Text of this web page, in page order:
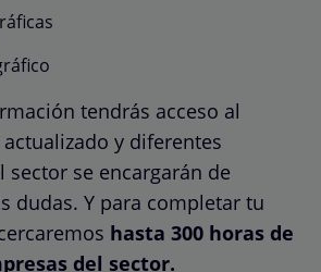
tendrás acceso al
y diferentes
sector se encargarán de
dudas. Y para completar tu
hasta 300 horas de
del sector.